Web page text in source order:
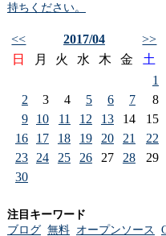
持ちください。
<< 2017/04
>>
日
月 火 水 木 金
土
1
2
3 4 5 6 7
8
9
10 11 12 13 14
15
16
17 18 19 20 21
22
23
24 25 26 27 28
29
30
注目キーワード
ブログ 無料 オープンソース